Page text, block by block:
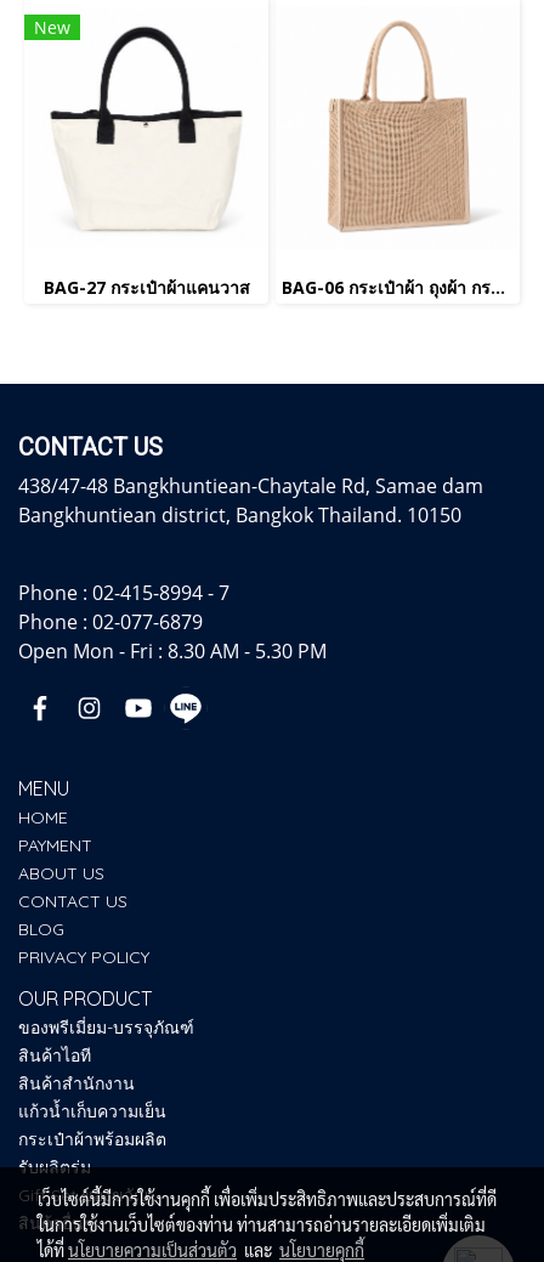
New
BAG-27 กระเป๋าผ้าแคนวาส BAG-06 กระเป๋าผ้า ถุงผ้า กระสอบ
CONTACT US
438/47-48 Bangkhuntiean-Chaytale Rd, Samae dam
Bangkhuntiean district, Bangkok Thailand. 10150
Phone : 02-415-8994 - 7
Phone : 02-077-6879
Open Mon - Fri : 8.30 AM - 5.30 PM
MENU
HOME
PAYMENT
ABOUT US
CONTACT US
BLOG
PRIVACY POLICY
OUR PRODUCT
ของพรีเมี่ยม-บรรจุภัณฑ์
สินค้าไอที
สินค้าสำนักงาน
แก้วน้ำเก็บความเย็น
กระเป๋าผ้าพร้อมผลิต
รับผลิตร่ม
Gift Set ของขวัญ
สินค้าอื่นๆ
เว็บไซต์นี้มีการใช้งานคุกกี้ เพื่อเพิ่มประสิทธิภาพและประสบการณ์ที่ดี
ในการใช้งานเว็บไซต์ของท่าน ท่านสามารถอ่านรายละเอียดเพิ่มเติม
ได้ที่นโยบายความเป็นส่วนตัว และ นโยบายคุกกี้